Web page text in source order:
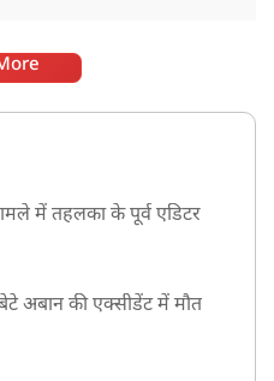
में तहलका के पूर्व एडिटर
अबान की एक्सीडेंट में मौत